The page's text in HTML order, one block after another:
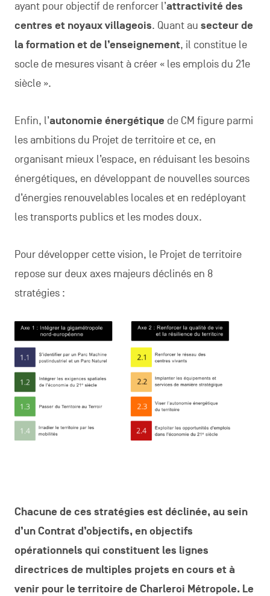
ayant pour objectif de renforcer l’attractivité des
centres et noyaux villageois. Quant au secteur de
la formation et de l’enseignement, il constitue le
socle de mesures visant à créer « les emplois du 21e
siècle ».
Enfin, l’autonomie énergétique de CM figure parmi
les ambitions du Projet de territoire et ce, en
organisant mieux l’espace, en réduisant les besoins
énergétiques, en développant de nouvelles sources
d’énergies renouvelables locales et en redéployant
les transports publics et les modes doux.
Pour développer cette vision, le Projet de territoire
repose sur deux axes majeurs déclinés en 8
stratégies :
Chacune de ces stratégies est déclinée, au sein
d’un Contrat d’objectifs, en objectifs
opérationnels qui constituent les lignes
directrices de multiples projets en cours et à
venir pour le territoire de Charleroi Métropole. Le